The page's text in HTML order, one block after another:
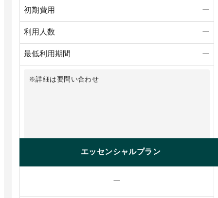
初期費用 ー
利用人数 ー
最低利用期間 ー
エッセンシャルプラン
ー